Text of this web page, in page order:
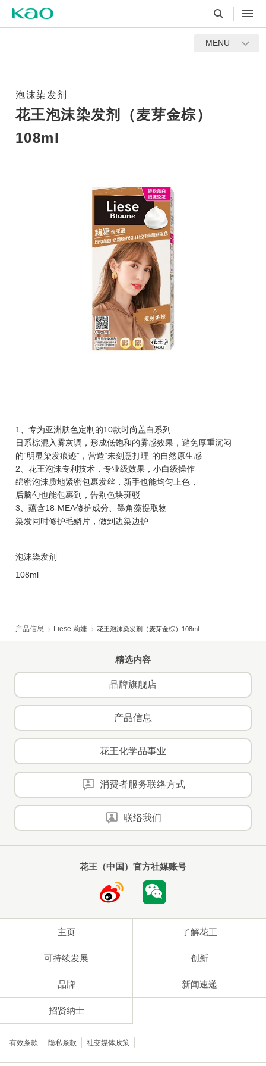
MENU
泡沫染发剂
花王泡沫染发剂（麦芽金棕）
108ml
1、专为亚洲肤色定制的10款时尚盖白系列
日系棕混入雾灰调，形成低饱和的雾感效果，避免厚重沉闷
的“明显染发痕迹”，营造“未刻意打理”的自然原生感
2、花王泡沫专利技术，专业级效果，小白级操作
绵密泡沫质地紧密包裹发丝，新手也能均匀上色，
后脑勺也能包裹到，告别色块斑驳
3、蕴含18-MEA修护成分、墨角藻提取物
染发同时修护毛鳞片，做到边染边护
泡沫染发剂
108ml
产品信息 Liese 莉婕 花王泡沫染发剂（麦芽金棕）108ml
精选内容
品牌旗舰店
产品信息
花王化学品事业
消费者服务联络方式
联络我们
花王（中国）官方社媒账号
主页 了解花王
可持续发展 创新
品牌 新闻速递
招贤纳士
有效条款 隐私条款 社交媒体政策